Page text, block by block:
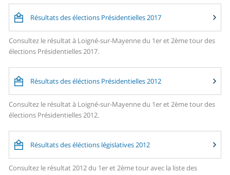
Résultats des élections Présidentielles 2017
Consultez le résultat à Loigné-sur-Mayenne du 1er et 2ème tour des
élections Présidentielles 2017.
Résultats des éléctions Présidentielles 2012
Consultez le résultat à Loigné-sur-Mayenne du 1er et 2ème tour des
élections Présidentielles 2012.
Résultats des éléctions législatives 2012
Consultez le résultat 2012 du 1er et 2ème tour avec la liste des